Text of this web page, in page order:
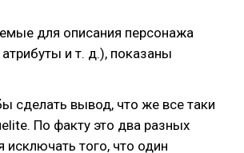
для описания персонажа
и т. д.), показаны
сделать вывод, что же все таки
По факту это два разных
исключать того, что один